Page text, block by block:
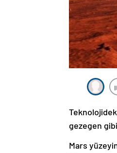
gezegen
Mars